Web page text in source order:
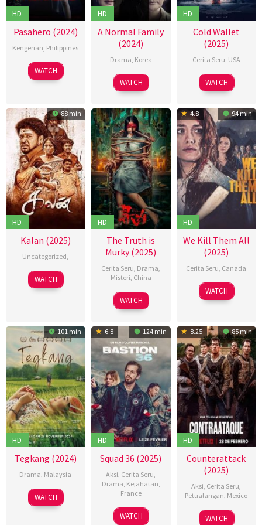
HD
Pasahero (2024)
Kengerian, Philippines
30
Oct
Roman
Perez
WATCH
HD
A Normal Family
(2024)
Drama, Korea
16
Oct
허
진
WATCH
HD
Cold Wallet
(2025)
Cerita Seru, USA
28
Feb
Cutter
Hodierne
WATCH
88 min
HD
Kalan (2025)
Uncategorized,
WATCH
HD
The Truth is
Murky (2025)
Cerita Seru, Drama,
Misteri, China
20
Jan
谢
少
WATCH
4.8 94 min
HD
We Kill Them All
(2025)
Cerita Seru, Canada
17
Jan
Jeremy
Drummond
WATCH
101 min
HD
Tegkang (2024)
Drama Malaysia
28
Nov
Josh
Nawan
WATCH
6.8 124 min
HD
Squad 36 (2025)
Aksi Cerita Seru
Drama Kejahatan
France
27
Olivier
WATCH
8.25 85 min
HD
Counterattack
(2025)
Aksi Cerita Seru
Petualangan Mexico
27
Chava
WATCH